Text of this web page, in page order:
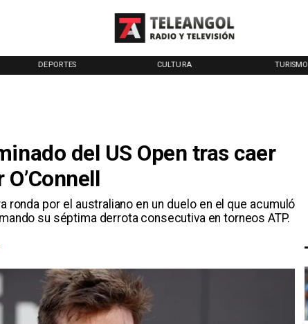
DEPORTES CULTURA TURISMO
del US Open tras caer
ronda por el australiano en un duelo en el que acumuló
su séptima derrota consecutiva en torneos ATP.